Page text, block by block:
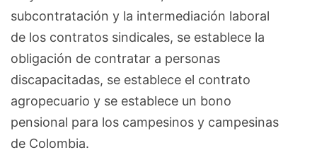
subcontratación y la intermediación laboral
de los contratos sindicales, se establece la
obligación de contratar a personas
discapacitadas, se establece el contrato
agropecuario y se establece un bono
pensional para los campesinos y campesinas
de Colombia.